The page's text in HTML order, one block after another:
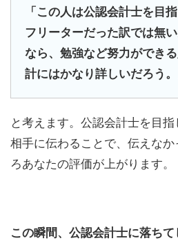
「この人は公認会計士を目
フリーターだった訳では無
なら、勉強など努力ができ
計にはかなり詳しいだろう。
と考えます。公認会計士を目
相手に伝わることで、伝えな
ろあなたの評価が上がります。
この瞬間、公認会計士に落ち